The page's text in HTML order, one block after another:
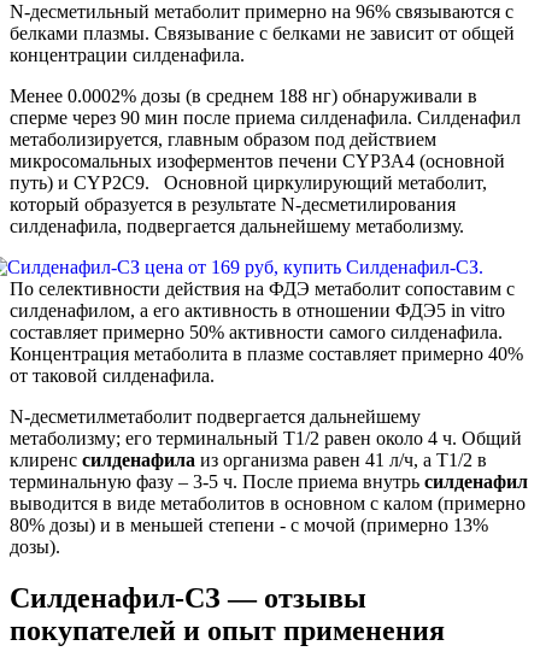
N-десметильный метаболит примерно на 96% связываются с
белками плазмы. Связывание с белками не зависит от общей
концентрации силденафила.
Менее 0.0002% дозы (в среднем 188 нг) обнаруживали в
сперме через 90 мин после приема силденафила. Силденафил
метаболизируется, главным образом под действием
микросомальных изоферментов печени CYP3A4 (основной
путь) и CYP2C9. Основной циркулирующий метаболит,
который образуется в результате N-десметилирования
силденафила, подвергается дальнейшему метаболизму.
По селективности действия на ФДЭ метаболит сопоставим с
силденафилом, а его активность в отношении ФДЭ5 in vitro
составляет примерно 50% активности самого силденафила.
Концентрация метаболита в плазме составляет примерно 40%
от таковой силденафила.
N-десметилметаболит подвергается дальнейшему
метаболизму; его терминальный T1/2 равен около 4 ч. Общий
клиренс силденафила из организма равен 41 л/ч, а T1/2 в
терминальную фазу – 3-5 ч. После приема внутрь силденафил
выводится в виде метаболитов в основном с калом (примерно
80% дозы) и в меньшей степени - с мочой (примерно 13%
дозы).
Силденафил-СЗ — отзывы
покупателей и опыт применения